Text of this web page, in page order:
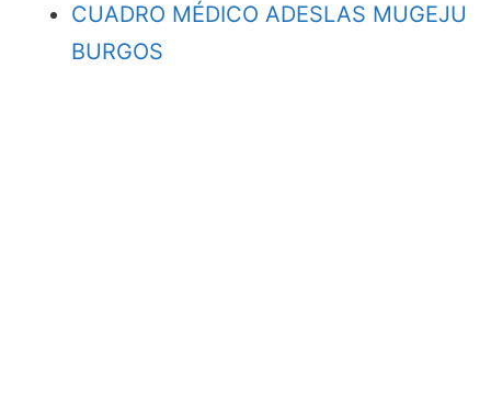
CUADRO MÉDICO ADESLAS MUGEJU
BURGOS